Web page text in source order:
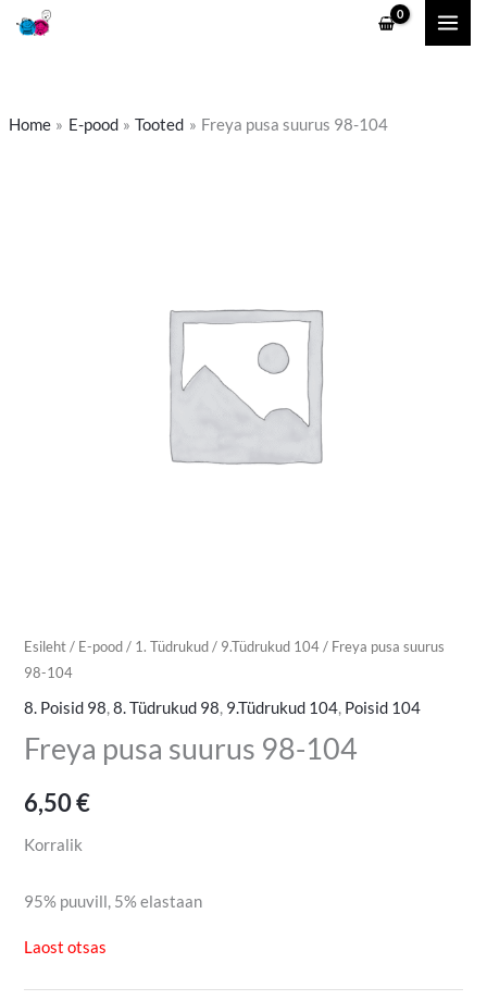
Skip
Home E-pood Tooted Freya pusa suurus 98-104
Esileht/ E-pood/ 1. Tüdrukud/ 9.Tüdrukud 104/ Freya pusa suurus
98-104
8. Poisid 98,8. Tüdrukud 98, 9.Tüdrukud 104, Poisid 104
Freya pusa suurus 98-104
6,50€
Korralik
95% puuvill, 5% elastaan
Laost otsas